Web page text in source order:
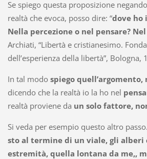
Se spiego questa proposizione
realtà che evoca, posso dire: “dove ho
Nella percezione o nel pensare?
Archiati, “Libertà e cristianesimo.
dell’esperienza della libertà”, Bologna,
In tal modo spiego quell’argomento,
dicendo che la realtà io la ho nel
realtà proviene da un solo fattore,
Si veda per esempio questo altro
sto al termine di un viale, gli alberi
estremità, quella lontana da me,,